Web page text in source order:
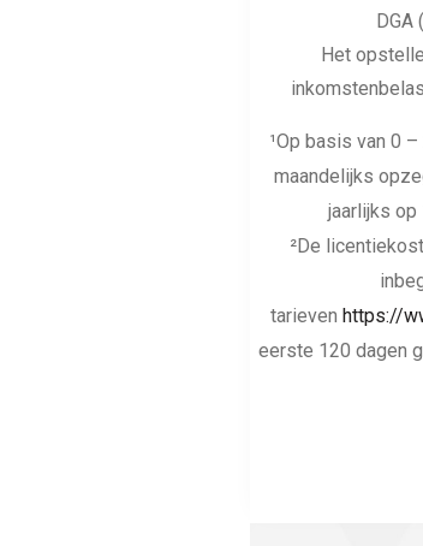
DGA
Het
¹Op basis van 0
maandelijks
jaarlijks op
²De
tarieven https://
eerste 120 dagen